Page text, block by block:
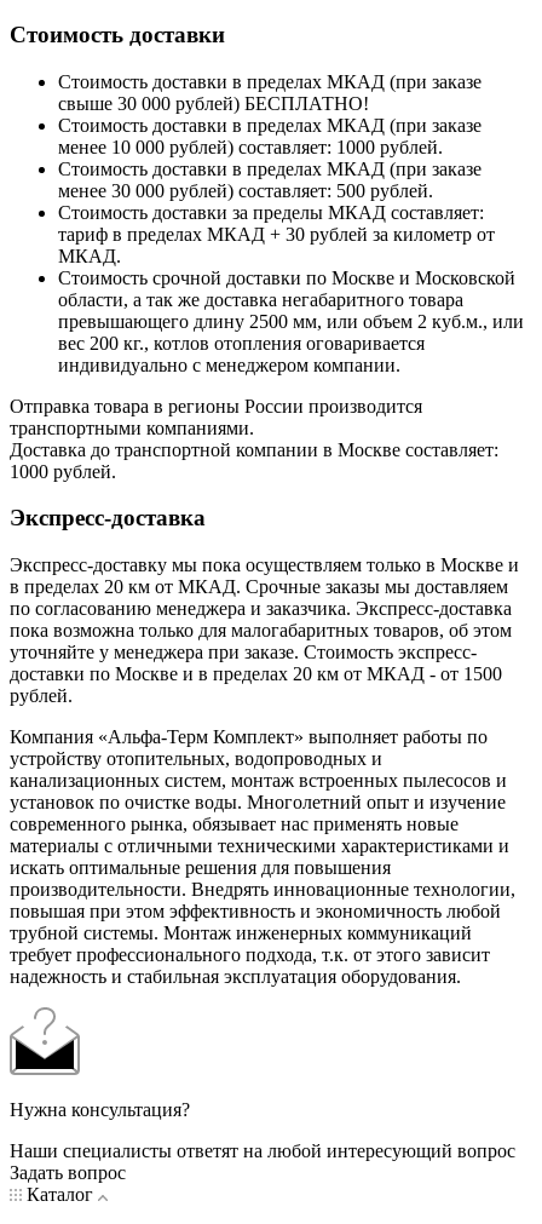
Стоимость доставки
Стоимость доставки в пределах МКАД (при заказе
свыше 30 000 рублей) БЕСПЛАТНО!
Стоимость доставки в пределах МКАД (при заказе
менее 10 000 рублей) составляет: 1000 рублей.
Стоимость доставки в пределах МКАД (при заказе
менее 30 000 рублей) составляет: 500 рублей.
Стоимость доставки за пределы МКАД составляет:
тариф в пределах МКАД + 30 рублей за километр от
МКАД.
Стоимость срочной доставки по Москве и Московской
области, а так же доставка негабаритного товара
превышающего длину 2500 мм, или объем 2 куб.м., или
вес 200 кг., котлов отопления оговаривается
индивидуально с менеджером компании.
Отправка товара в регионы России производится
транспортными компаниями.
Доставка до транспортной компании в Москве составляет:
1000 рублей.
Экспресс-доставка
Экспресс-доставку мы пока осуществляем только в Москве и
в пределах 20 км от МКАД. Срочные заказы мы доставляем
по согласованию менеджера и заказчика. Экспресс-доставка
пока возможна только для малогабаритных товаров, об этом
уточняйте у менеджера при заказе. Стоимость экспресс-
доставки по Москве и в пределах 20 км от МКАД - от 1500
рублей.
Компания «Альфа-Терм Комплект» выполняет работы по
устройству отопительных, водопроводных и
канализационных систем, монтаж встроенных пылесосов и
установок по очистке воды. Многолетний опыт и изучение
современного рынка, обязывает нас применять новые
материалы с отличными техническими характеристиками и
искать оптимальные решения для повышения
производительности. Внедрять инновационные технологии,
повышая при этом эффективность и экономичность любой
трубной системы. Монтаж инженерных коммуникаций
требует профессионального подхода, т.к. от этого зависит
надежность и стабильная эксплуатация оборудования.
Нужна консультация?
Наши специалисты ответят на любой интересующий вопрос
Задать вопрос
Каталог